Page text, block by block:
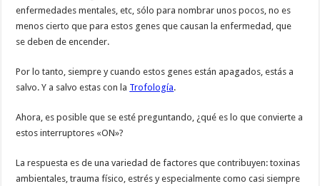
enfermedades mentales, etc, sólo para nombrar unos pocos, no es
menos cierto que para estos genes que causan la enfermedad, que
se deben de encender.
Por lo tanto, siempre y cuando estos genes están apagados, estás a
salvo. Y a salvo estas con la Trofología.
Ahora, es posible que se esté preguntando, ¿qué es lo que convierte a
estos interruptores «ON»?
La respuesta es de una variedad de factores que contribuyen: toxinas
ambientales, trauma físico, estrés y especialmente como casi siempre